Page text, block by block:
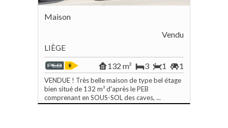
Maison
Vendu
LIÈGE
1
1
3
132 m²
VENDUE ! Très belle maison de type bel étage
bien situé de 132 m² d'après le PEB
comprenant en SOUS-SOL des caves, ...